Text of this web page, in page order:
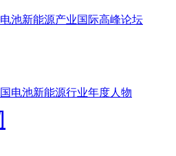
池新能源产业国际高峰论坛
电池新能源行业年度人物